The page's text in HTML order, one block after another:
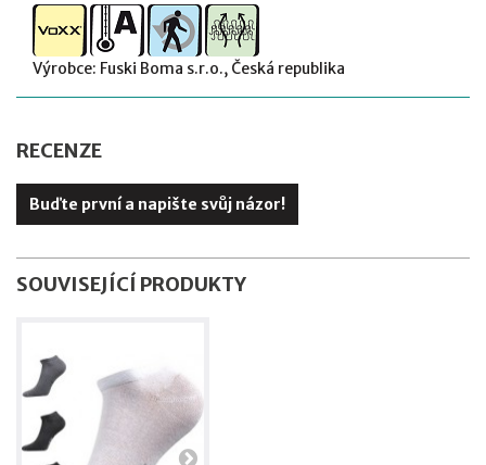
Výrobce: Fuski Boma s.r.o., Česká republika
RECENZE
Buďte první a napište svůj názor!
SOUVISEJÍCÍ PRODUKTY